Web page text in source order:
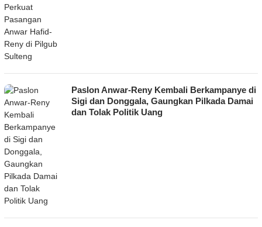
Paslon Anwar-Reny Kembali Berkampanye di
Sigi dan Donggala, Gaungkan Pilkada Damai
dan Tolak Politik Uang